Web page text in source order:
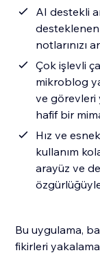
AI destekli
notlarınızı
Çok işlevli
mikroblog
ve görevleri
hafif bir
Hız ve
kullanım
arayüz ve
Bu uygulama,
fikirleri